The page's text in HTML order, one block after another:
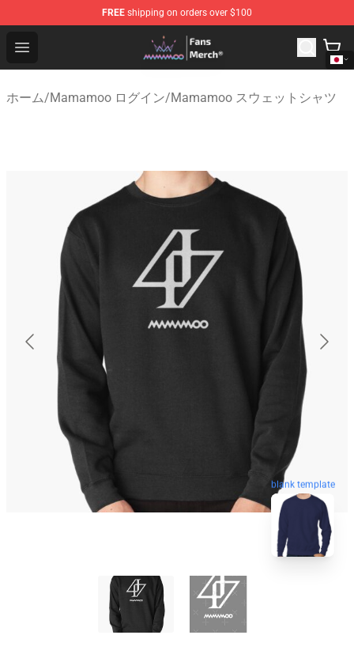
FREE shipping on orders over $100
Open menu
Mamamoo Store - Official Mamamoo Merchandise Shop
ホーム/Mamamoo ログイン/Mamamoo スウェットシャツ
blank template